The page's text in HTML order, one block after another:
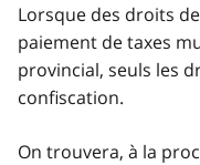
Lorsque des droits
paiement de taxes
provincial, seuls les
confiscation.
On trouvera, à la